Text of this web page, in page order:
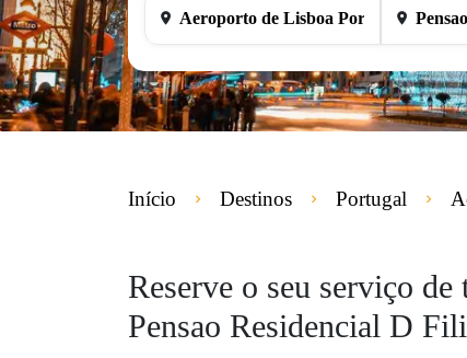
Início Destinos Portugal
Reserve o seu serviço
Pensao Residencial D